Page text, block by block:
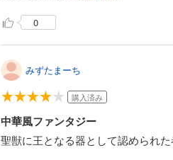
0
みずたまーち
購入済み
中華風ファンタジー
聖獣に王となる器として認められ